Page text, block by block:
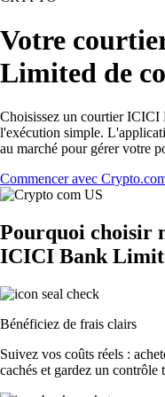
Votre
Limited de
Choisissez un courtier ICICI
l'exécution simple.
au marché pour gérer votre
Commencer avec
Pourquoi choisir
ICICI Bank
Bénéficiez de frais clairs
Suivez vos coûts réels :
cachés et gardez un